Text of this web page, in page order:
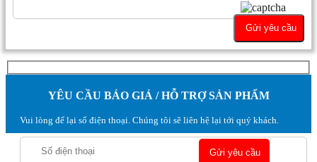
YÊU CẦU BÁO GIÁ / HỖ TRỢ SẢN PHẨM
Vui lòng để lại số điện thoại. Chúng tôi sẽ liên hệ lại tới quý khách.